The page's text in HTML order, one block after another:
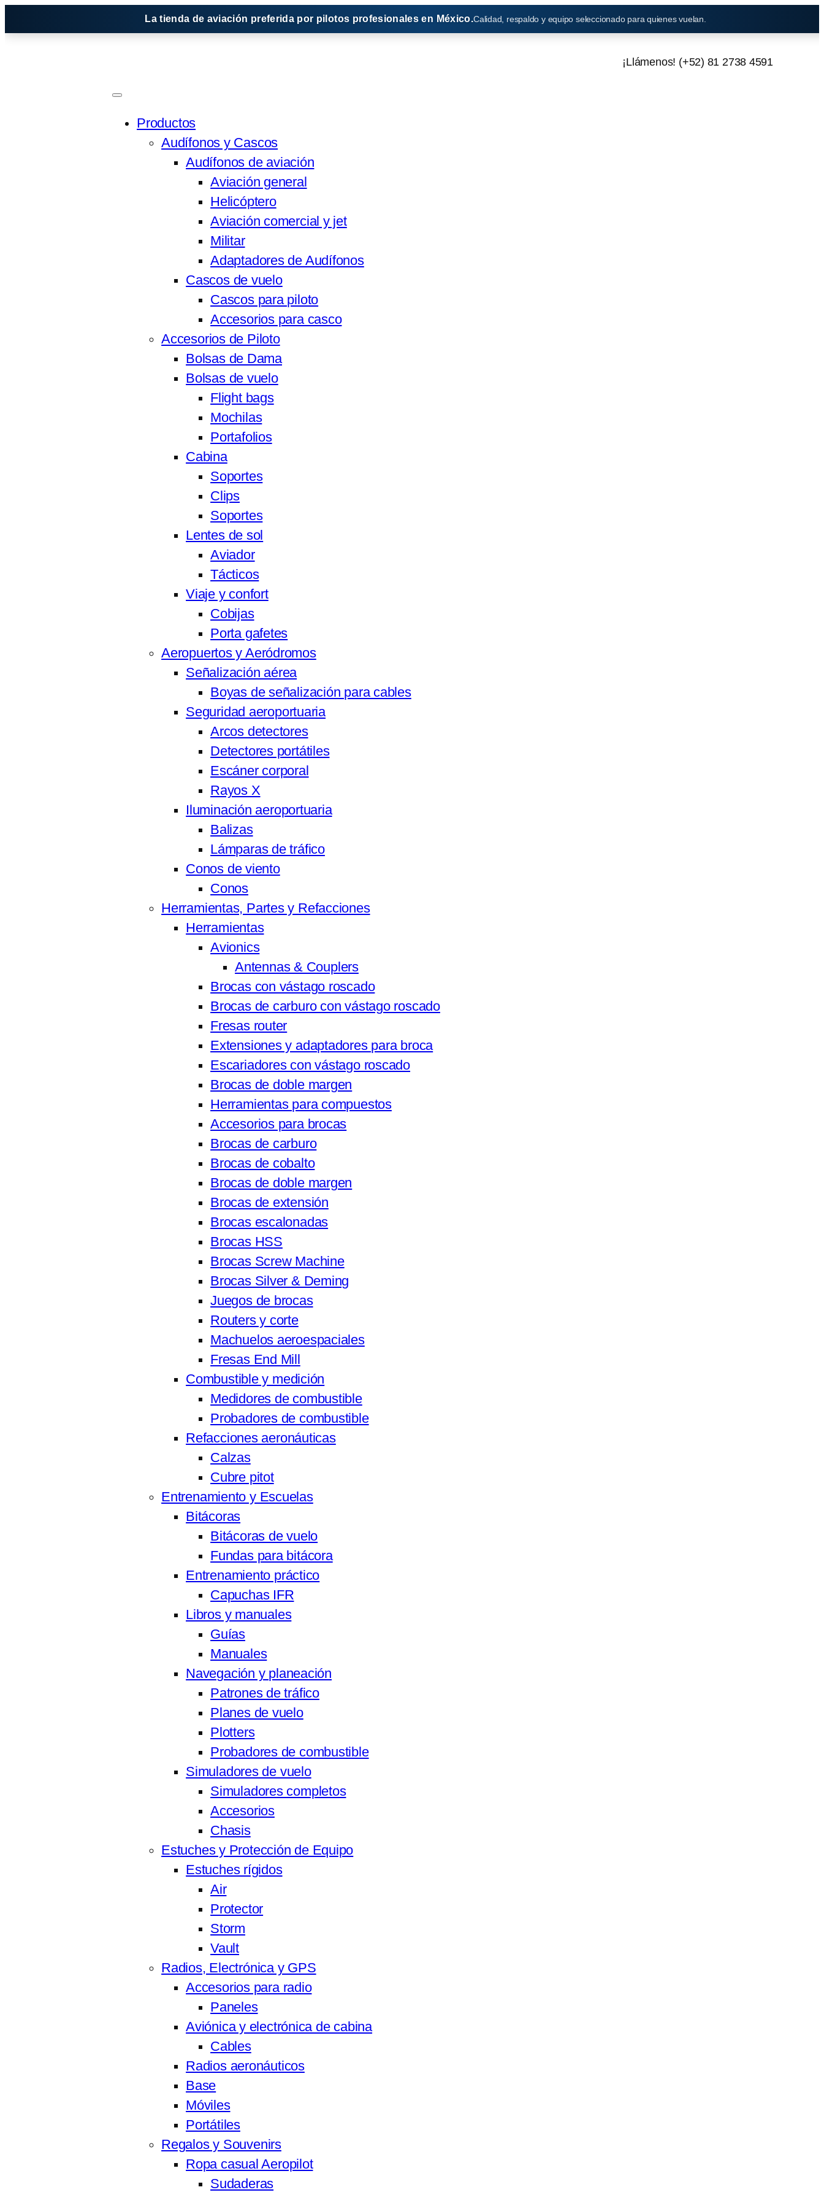
al
La tienda de aviación preferida por pilotos profesionales en México.Calidad, respaldo y equipo seleccionado para quienes vuelan.
¡Llámenos! (+52) 81 2738 4591
Productos
Audífonos y Cascos
Audífonos de aviación
Aviación general
Helicóptero
Aviación comercial y jet
Militar
Adaptadores de Audífonos
Cascos de vuelo
Cascos para piloto
Accesorios para casco
Accesorios de Piloto
Bolsas de Dama
Bolsas de vuelo
Flight bags
Mochilas
Portafolios
Cabina
Soportes
Clips
Soportes
Lentes de sol
Aviador
Tácticos
Viaje y confort
Cobijas
Porta gafetes
Aeropuertos y Aeródromos
Señalización aérea
Boyas de señalización para cables
Seguridad aeroportuaria
Arcos detectores
Detectores portátiles
Escáner corporal
Rayos X
Iluminación aeroportuaria
Balizas
Lámparas de tráfico
Conos de viento
Conos
Herramientas, Partes y Refacciones
Herramientas
Avionics
Antennas & Couplers
Brocas con vástago roscado
Brocas de carburo con vástago roscado
Fresas router
Extensiones y adaptadores para broca
Escariadores con vástago roscado
Brocas de doble margen
Herramientas para compuestos
Accesorios para brocas
Brocas de carburo
Brocas de cobalto
Brocas de doble margen
Brocas de extensión
Brocas escalonadas
Brocas HSS
Brocas Screw Machine
Brocas Silver & Deming
Juegos de brocas
Routers y corte
Machuelos aeroespaciales
Fresas End Mill
Combustible y medición
Medidores de combustible
Probadores de combustible
Refacciones aeronáuticas
Calzas
Cubre pitot
Entrenamiento y Escuelas
Bitácoras
Bitácoras de vuelo
Fundas para bitácora
Entrenamiento práctico
Capuchas IFR
Libros y manuales
Guías
Manuales
Navegación y planeación
Patrones de tráfico
Planes de vuelo
Plotters
Probadores de combustible
Simuladores de vuelo
Simuladores completos
Accesorios
Chasis
Estuches y Protección de Equipo
Estuches rígidos
Air
Protector
Storm
Vault
Radios, Electrónica y GPS
Accesorios para radio
Paneles
Aviónica y electrónica de cabina
Cables
Radios aeronáuticos
Base
Móviles
Portátiles
Regalos y Souvenirs
Ropa casual Aeropilot
Sudaderas